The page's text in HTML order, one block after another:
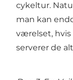
cykeltur.
man kan
værelset, hvis
serverer de